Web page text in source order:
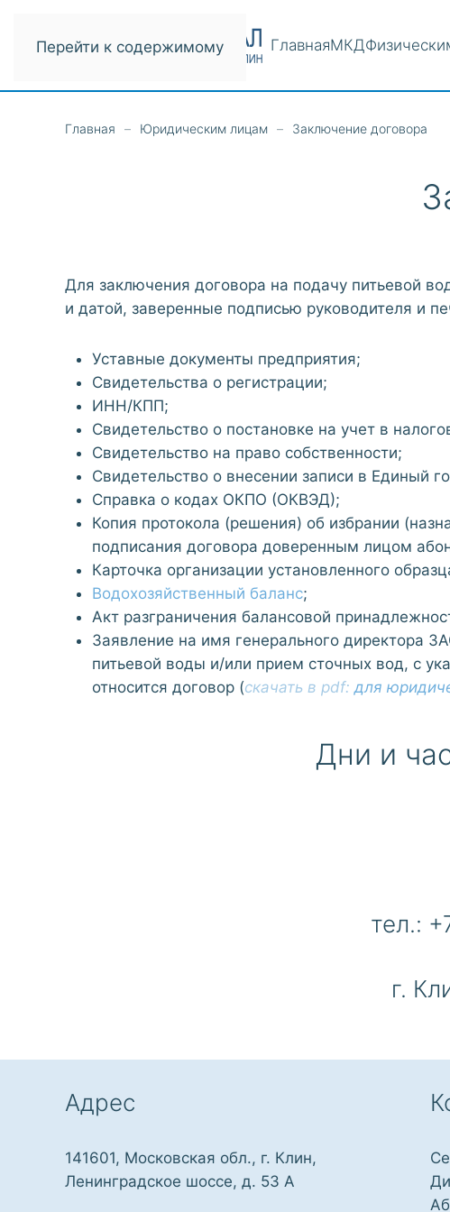
Перейти к содержимому ГлавнаяМКД
Главная Юридическим лицам Заключение договора
Для заключения договора на подачу питьевой
и датой, заверенные подписью руководителя и
Уставные документы предприятия;
Свидетельства о регистрации;
ИНН/КПП;
Свидетельство о постановке на учет в
Свидетельство на право собственности;
Свидетельство о внесении записи в Единый
Справка о кодах ОКПО (ОКВЭД);
Копия протокола (решения) об избрании
подписания договора доверенным лицом
Карточка организации установленного
Водохозяйственный баланс;
Акт разграничения балансовой
Заявление на имя генерального директора
питьевой воды и/или прием сточных вод, с
относится договор (скачать в pdf:для
Дни и
тел.:
г.
Адрес
141601, Московская обл., г. Клин,
Ленинградское шоссе, д. 53 А